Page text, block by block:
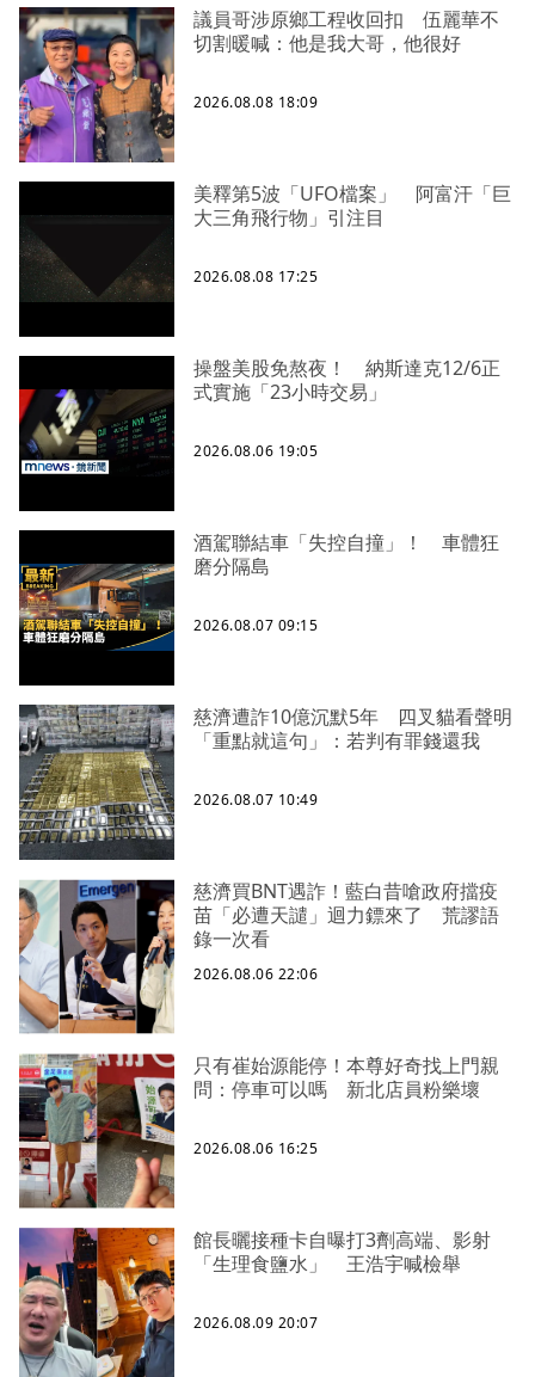
議員哥涉原鄉工程收回扣 伍麗華不
切割暖喊：他是我大哥，他很好
2026.08.08 18:09
美釋第5波「UFO檔案」 阿富汗「巨
大三角飛行物」引注目
2026.08.08 17:25
操盤美股免熬夜！ 納斯達克12/6正
式實施「23小時交易」
2026.08.06 19:05
酒駕聯結車「失控自撞」！ 車體狂
磨分隔島
2026.08.07 09:15
慈濟遭詐10億沉默5年 四叉貓看聲明
「重點就這句」：若判有罪錢還我
2026.08.07 10:49
慈濟買BNT遇詐！藍白昔嗆政府擋疫
苗「必遭天譴」迴力鏢來了 荒謬語
錄一次看
2026.08.06 22:06
只有崔始源能停！本尊好奇找上門親
問：停車可以嗎 新北店員粉樂壞
2026.08.06 16:25
館長曬接種卡自曝打3劑高端、影射
「生理食鹽水」 王浩宇喊檢舉
2026.08.09 20:07